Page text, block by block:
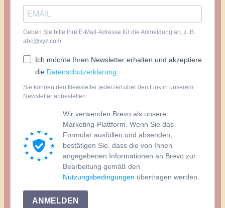
Geben Sie bitte Ihre E-Mail-Adresse für die Anmeldung an, z. B.
abc@xyz.com.
Ich möchte Ihren Newsletter erhalten und akzeptiere
die Datenschutzerklärung.
Sie können den Newsletter jederzeit über den Link in unserem
Newsletter abbestellen.
Wir verwenden Brevo als unsere
Marketing-Plattform. Wenn Sie das
Formular ausfüllen und absenden,
bestätigen Sie, dass die von Ihnen
angegebenen Informationen an Brevo zur
Bearbeitung gemäß den
Nutzungsbedingungen übertragen werden.
ANMELDEN